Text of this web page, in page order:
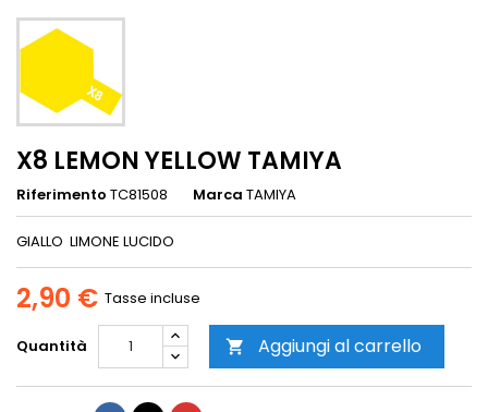
X8 LEMON YELLOW TAMIYA
Riferimento TC81508 Marca TAMIYA
GIALLO LIMONE LUCIDO
2,90 € Tasse incluse
Quantità  Aggiungi al carrello